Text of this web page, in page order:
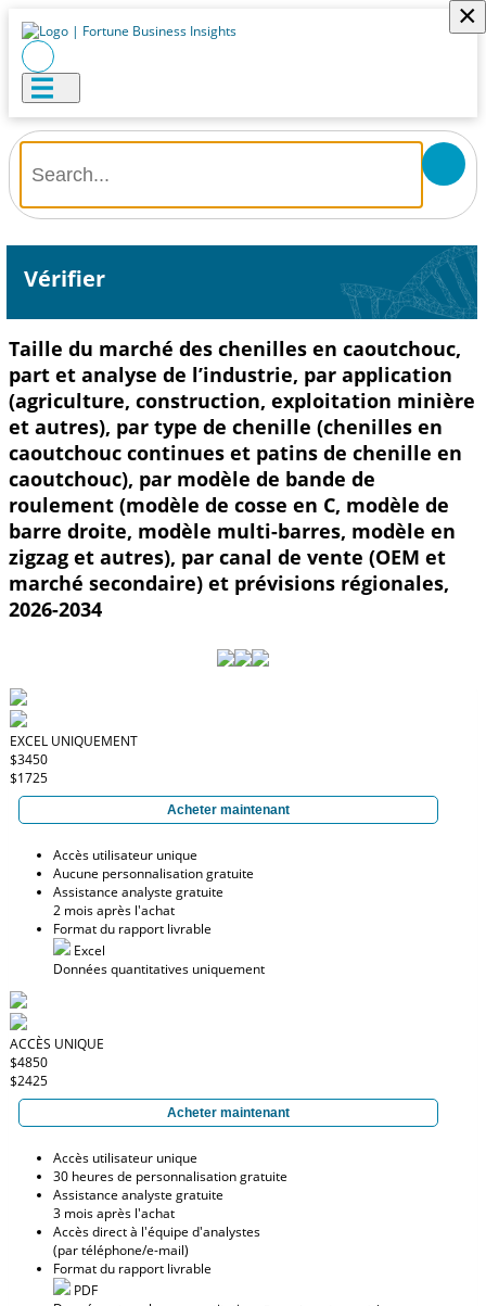
×
Vérifier
Taille du marché des chenilles en caoutchouc,
part et analyse de l’industrie, par application
(agriculture, construction, exploitation minière
et autres), par type de chenille (chenilles en
caoutchouc continues et patins de chenille en
caoutchouc), par modèle de bande de
roulement (modèle de cosse en C, modèle de
barre droite, modèle multi-barres, modèle en
zigzag et autres), par canal de vente (OEM et
marché secondaire) et prévisions régionales,
2026-2034
EXCEL UNIQUEMENT
$3450
$1725
Acheter maintenant
Accès utilisateur unique
Aucune personnalisation gratuite
Assistance analyste gratuite
2 mois après l'achat
Format du rapport livrable
Excel
Données quantitatives uniquement
ACCÈS UNIQUE
$4850
$2425
Acheter maintenant
Accès utilisateur unique
30 heures de personnalisation gratuite
Assistance analyste gratuite
3 mois après l'achat
Accès direct à l'équipe d'analystes
(par téléphone/e-mail)
Format du rapport livrable
PDF